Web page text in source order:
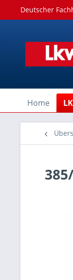
Deutscher
Home